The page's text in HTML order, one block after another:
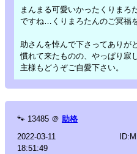
まんまる可愛いかったくりまろ
ですね…くりまろたんのご冥福
助さんを悼んで下さってありが
慣れて来たものの、やっぱり寂
主様もどうぞご自愛下さい。
🐾 13485 ＠ 助格
2022-03-11
18:51:49